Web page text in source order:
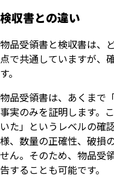
検収書との違い
物品受領書と検収書は、
点で共通していますが、
す。
物品受領書は、あくまで
事実のみを証明します。
いた」というレベルの確
様、数量の正確性、破損
せん。そのため、物品受
告することも可能です。